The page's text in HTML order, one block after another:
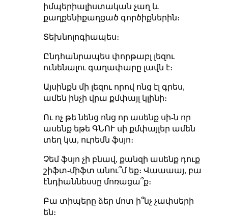
իմպերիալիստական չաղ և
քաղքենիքաղցած գործիքներին։
Տեխնոլոգիապես։
Ընդհանրապես փորթաբլ լեզու
ունենալու գաղափարը լավն է։
Այսինքն մի լեզու որով ոնց էլ գրես,
ամեն ինչի վրա քմփայլ կլինի։
Ու ոչ թե նենց ոնց որ ասենք սի-ն որ
ասենք եթե ԳՆՈՒ սի քմփայլեր ամեն
տեղ կա, ուրեմն ֆսյո։
Չեմ ֆսյո չի բնավ, քանզի ասենք դուք
շիֆտ-միֆտ անու՞մ եք։ Վաաաայ, բա
էնդիաննեսսը մոռացա՞ք։
Բա տիպերը ձեր մոտ ի՞նչ չափսերի
են։